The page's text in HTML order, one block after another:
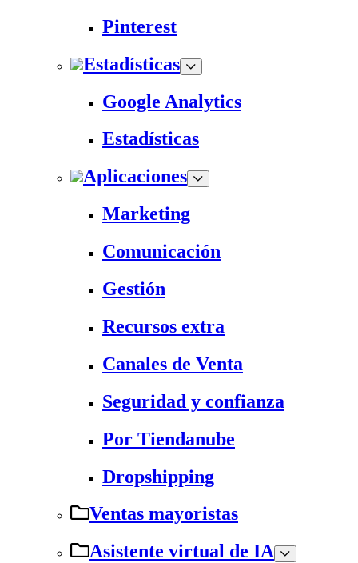
Pinterest
Estadísticas
Google Analytics
Estadísticas
Aplicaciones
Marketing
Comunicación
Gestión
Recursos extra
Canales de Venta
Seguridad y confianza
Por Tiendanube
Dropshipping
Ventas mayoristas
Asistente virtual de IA